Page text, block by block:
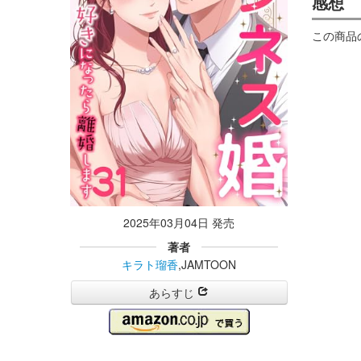
2025年03月04日 発売
著者
キラト瑠香,JAMTOON
あらすじ
この商品